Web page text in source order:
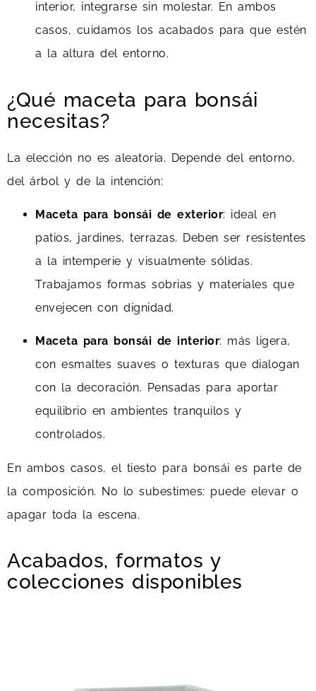
interior, integrarse sin molestar. En ambos
casos, cuidamos los acabados para que estén
a la altura del entorno.
¿Qué maceta para bonsái
necesitas?
La elección no es aleatoria. Depende del entorno,
del árbol y de la intención:
Maceta para bonsái de exterior: ideal en
patios, jardines, terrazas. Deben ser resistentes
a la intemperie y visualmente sólidas.
Trabajamos formas sobrias y materiales que
envejecen con dignidad.
Maceta para bonsái de interior: más ligera,
con esmaltes suaves o texturas que dialogan
con la decoración. Pensadas para aportar
equilibrio en ambientes tranquilos y
controlados.
En ambos casos, el tiesto para bonsái es parte de
la composición. No lo subestimes: puede elevar o
apagar toda la escena.
Acabados, formatos y
colecciones disponibles